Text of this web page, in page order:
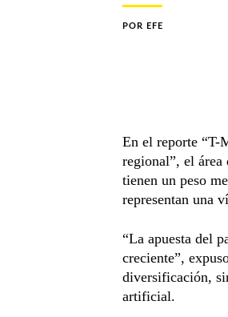
POR EFE
En el reporte “T-
regional”, el área
tienen un peso
representan una
“La apuesta del
creciente”,
diversificación,
artificial.